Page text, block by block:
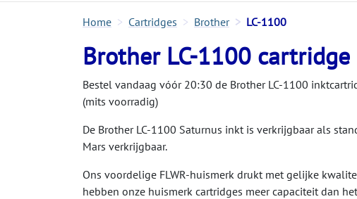
Home Cartridges Brother LC-1100
Brother LC-1100 cartridge
Bestel vandaag vóór 20:30 de Brother LC-1100
(mits voorradig)
De Brother LC-1100 Saturnus inkt is verkrijgbaar als
Mars verkrijgbaar.
Ons voordelige FLWR-huismerk drukt met gelijke
hebben onze huismerk cartridges meer capaciteit dan